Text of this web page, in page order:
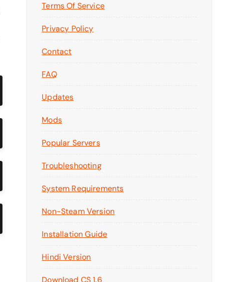
Terms Of Service
Privacy Policy
Contact
FAQ
Updates
Mods
Popular Servers
Troubleshooting
System Requirements
Non-Steam Version
Installation Guide
Hindi Version
Download CS 1.6